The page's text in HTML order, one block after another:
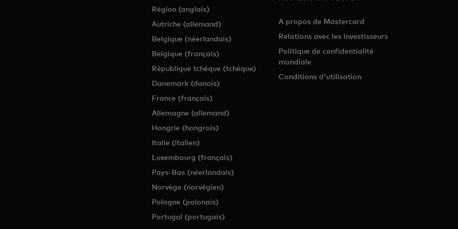
Région (anglais)
Autriche (allemand)
Belgique (néerlandais)
Belgique (français)
République tchèque (tchèque)
Danemark (danois)
France (français)
Allemagne (allemand)
Hongrie (hongrois)
Italie (italien)
Luxembourg (français)
Pays-Bas (néerlandais)
Norvège (norvégien)
Pologne (polonais)
Portugal (portugais)
A propos de Mastercard
Relations avec les investisseurs
Politique de confidentialité
mondiale
Conditions d'utilisation